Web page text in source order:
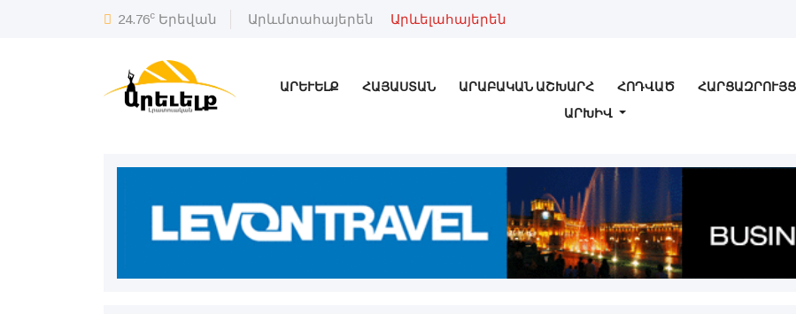
24.76c Երեվան Արևմտահայերեն Արևելահայերեն
ԱՐԵՒԵԼՔ ՀԱՅԱՍՏԱՆ ԱՐԱԲԱԿԱՆ ԱՇԽԱՐՀ ՀՈԴՎԱԾ ՀԱՐՑԱԶՐՈՒՅՑ
ԱՐԽԻՎ